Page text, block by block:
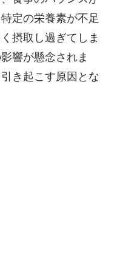
定の栄養素が不足
摂取し過ぎてしま
響が懸念されま
き起こす原因とな